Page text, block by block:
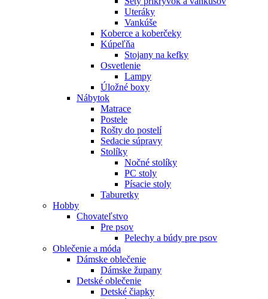
Uteráky
Vankúše
Koberce a koberčeky
Kúpeľňa
Stojany na kefky
Osvetlenie
Lampy
Úložné boxy
Nábytok
Matrace
Postele
Rošty do postelí
Sedacie súpravy
Stolíky
Nočné stolíky
PC stoly
Písacie stoly
Taburetky
Hobby
Chovateľstvo
Pre psov
Pelechy a búdy pre psov
Oblečenie a móda
Dámske oblečenie
Dámske župany
Detské oblečenie
Detské čiapky